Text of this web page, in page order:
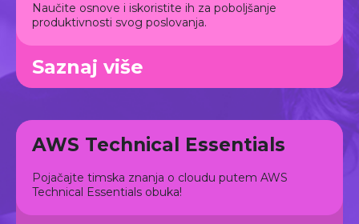
Naučite osnove i iskoristite ih za poboljšanje
produktivnosti svog poslovanja.
Saznaj više
AWS Technical Essentials
Pojačajte timska znanja o cloudu putem AWS
Technical Essentials obuka!